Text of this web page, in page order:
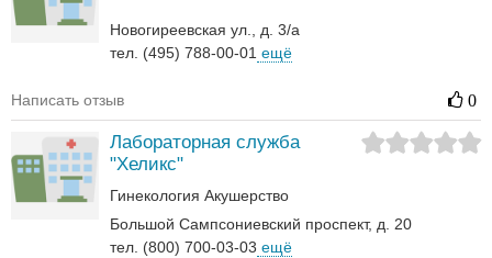
Новогиреевская ул., д. 3/а
тел. (495) 788-00-01 ещё
Написать отзыв 0
Лабораторная служба
"Хеликс"
Гинекология Акушерство
Большой Сампсониевский проспект, д. 20
тел. (800) 700-03-03 ещё